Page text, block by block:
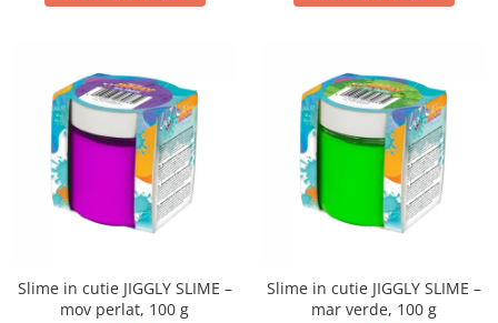
Slime in cutie JIGGLY SLIME –
mov perlat, 100 g
Slime in cutie JIGGLY SLIME –
mar verde, 100 g